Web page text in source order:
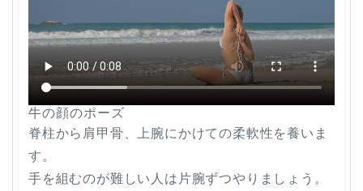
牛の顔のポーズ
脊柱から肩甲骨、上腕にかけての柔軟性を養いま
す。
手を組むのが難しい人は片腕ずつやりましょう。